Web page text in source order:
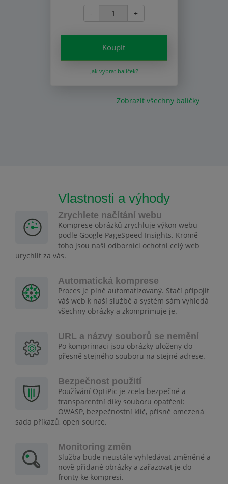
- +
Koupit
Jak vybrat balíček?
Zobrazit všechny balíčky
Vlastnosti a výhody
Zrychlete načítání webu
Komprese obrázků zrychluje výkon webu
podle Google PageSpeed Insights. Kromě
toho jsou naši odborníci ochotni celý web
urychlit za vás.
Automatická komprese
Proces je plně automatizovaný. Stačí připojit
váš web k naší službě a systém sám vyhledá
všechny obrázky a zkomprimuje je.
URL a názvy souborů se nemění
Po komprimaci jsou obrázky uloženy do
přesně stejného souboru na stejné adrese.
Bezpečnost použití
Používání OptiPic je zcela bezpečné a
transparentní díky souboru opatření:
OWASP, bezpečnostní klíč, přísně omezená
sada příkazů, open source.
Monitoring změn
Služba bude neustále vyhledávat změněné a
nově přidané obrázky a zařazovat je do
fronty ke kompresi.